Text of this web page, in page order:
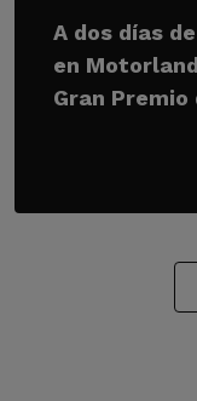
A dos días
en
Gran Premio